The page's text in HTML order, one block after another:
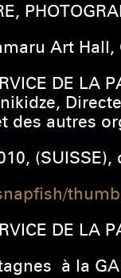
Art Hall,
DE
des autres
DE
à la